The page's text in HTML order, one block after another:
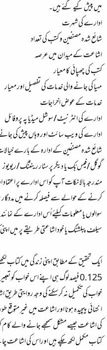
میں پیش کیے گئے ہیں۔
ادارے کی شہرت
شائع شدہ مصنفین و کتب کی تعداد
اشاعت کے میدان میں عرصہ
کتب کی چھپائی کا معیار
مہیا کی جانے والی خدمات کی تفصیل اور معیار
خدمات کےعوض اخراجات
ادارے کی انٹرنیٹ/سوشل میڈیا پہ پروفائل
ادارے کی ویب سائٹ اور وہاں پیش کی
شائع شدہ مصنفین کے ادارہ کے بارے
گوگل/فیس بُک یا دیگر پر سٹار رینٹنگ/ریویوز
مندرجہ بالا نکات آپ کو اس ادارے پر
کرنے کے حوالے سے فیصلہ کرنے میں
سوالوں یا معلومات کیلئے اُس ادارے کے
سیلف پبلشنگ یا خود اشاعتی طریقے پر میں
ایک تحقیق کے مطابق اپنی زندگی میں کتاب
0.125 فیصد لوگ ہی اپنے اس خواب
خواب کی تکمیل نہ کرسکنے کی وجہ روایتی
انتہائی پیچیدہ ہونا اور اشاعت میں غیر
کی اشاعت جیسے مشکل سمجھے جانے والے کام
کتاب مکمل لکھ چکے ہیں اوراس کی اشاعت